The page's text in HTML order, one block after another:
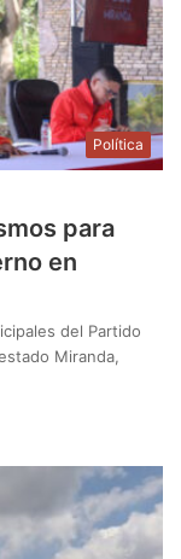
Política
para
en
del Partido
Miranda,